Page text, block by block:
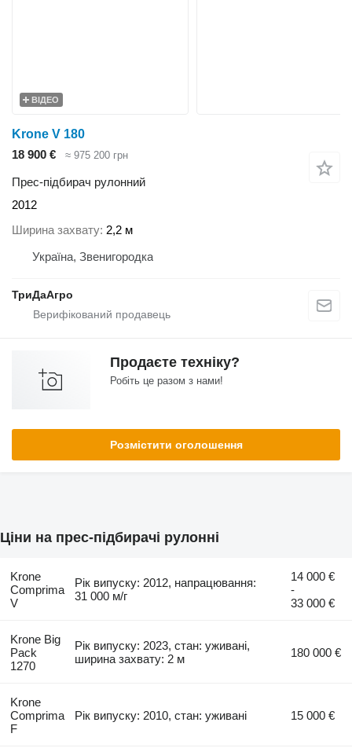
ВІДЕО
Krone V 180
18 900 €
≈ 975 200 грн
Прес-підбирач рулонний
2012
Ширина захвату 2,2 м
Україна, Звенигородка
ТриДаАгро
Продаєте техніку?
Робіть це разом з нами!
Розмістити оголошення
Ціни на прес-підбирачі рулонні
Krone
Comprima
V
Рік випуску: 2012, напрацювання:
31 000 м/г
14 000 €
-
33 000 €
Krone Big
Pack
1270
Рік випуску: 2023, стан: уживані,
ширина захвату: 2 м
180 000 €
Krone
Comprima
F
Рік випуску: 2010, стан: уживані 15 000 €